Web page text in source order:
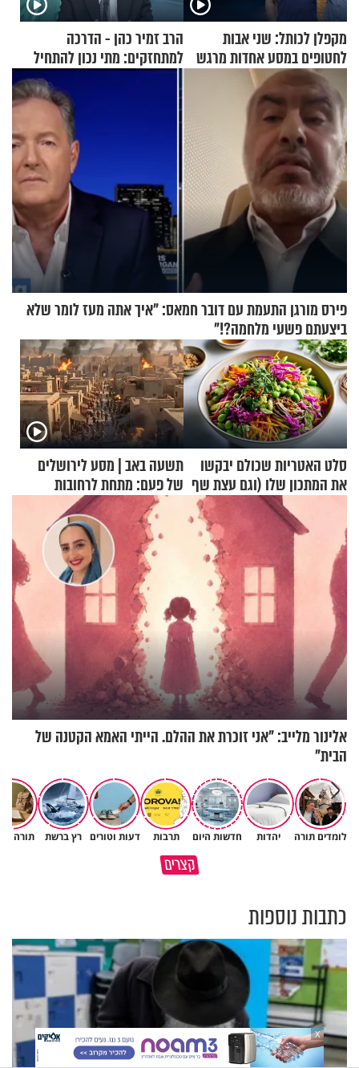
מקפלן לכותל: שני אבות
לחטופים במסע אחדות מרגש
הרב זמיר כהן - הדרכה
למתחזקים: מתי נכון להתחיל
עם לבישת הציצית?
פירס מורגן התעמת עם דובר חמאס: "איך אתה מעז לומר שלא
ביצעתם פשעי מלחמה?!"
סלט האטריות שכולם יבקשו
את המתכון שלו (וגם עצת שף
להגשת הרוטב)
תשעה באב | מסע לירושלים
של פעם: מתחת לרחובות
ירושלים
אלינור מלייב: "אני זוכרת את ההלם. הייתי האמא הקטנה של
הבית"
לומדים תורה יהדות חדשות היום תרבות דעות וטורים רץ ברשת תורה
קצרים
כל קושי שחווית היה ניסיון לרומם
פגיעה עצמית וחרדות – איך
מכילים את זה? זוגיות במבחן,
כתבות נוספות
X